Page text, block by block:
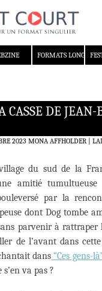
FORMATS LONGS
CASSE DE JEAN-
2023 MONA AFFHOLDER
du sud de la
amitié
par la
dont Dog tombe
parvenir à
de l’avant dans
dans “Ces gens-
va pas ?